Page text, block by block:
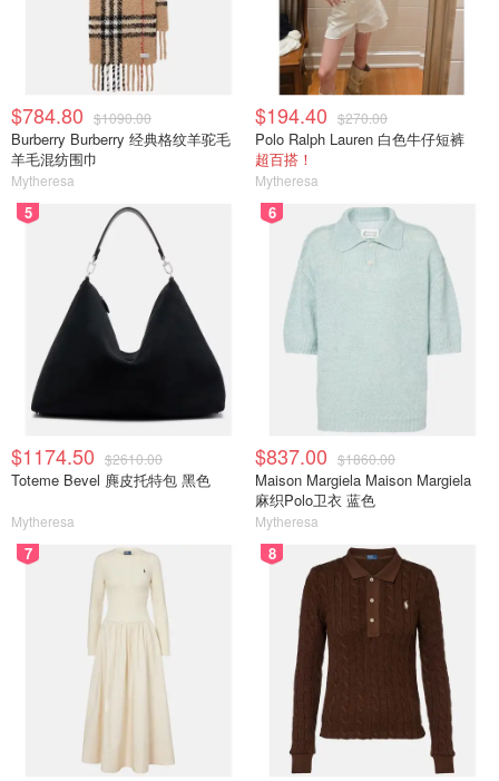
$784.80 $1090.00
Burberry Burberry 经典格纹羊驼毛
羊毛混纺围巾
Mytheresa
$194.40 $270.00
Polo Ralph Lauren 白色牛仔短裤
超百搭！
Mytheresa
5
$1174.50 $2610.00
Toteme Bevel 麂皮托特包 黑色
Mytheresa
6
$837.00 $1860.00
Maison Margiela Maison Margiela
麻织Polo卫衣 蓝色
Mytheresa
7 8